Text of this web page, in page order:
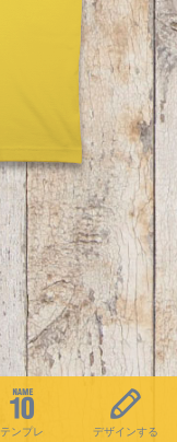
デザインする
テンプレ